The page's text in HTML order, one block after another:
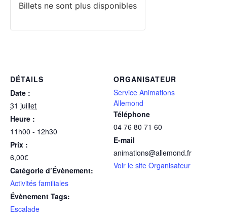
DÉTAILS
Date :
31 juillet
Heure :
11h00 - 12h30
Prix :
6,00€
Catégorie d’Évènement:
Activités familiales
Évènement Tags:
Escalade
ORGANISATEUR
Service Animations
Allemond
Téléphone
04 76 80 71 60
E-mail
animations@allemond.fr
Voir le site Organisateur
Billets ne sont plus disponibles